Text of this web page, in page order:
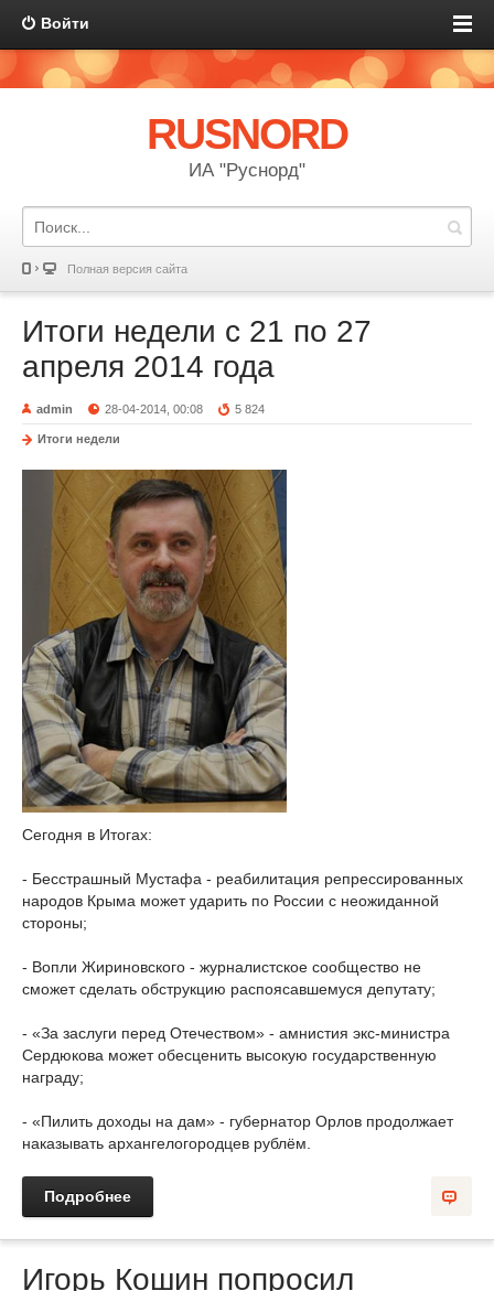
Войти
RUSNORD
ИА "Руснорд"
Полная версия сайта
Итоги недели с 21 по 27
апреля 2014 года
admin 28-04-2014, 00:08 5 824
Итоги недели
Сегодня в Итогах:
- Бесстрашный Мустафа - реабилитация репрессированных
народов Крыма может ударить по России с неожиданной
стороны;
- Вопли Жириновского - журналистское сообщество не
сможет сделать обструкцию распоясавшемуся депутату;
- «За заслуги перед Отечеством» - амнистия экс-министра
Сердюкова может обесценить высокую государственную
награду;
- «Пилить доходы на дам» - губернатор Орлов продолжает
наказывать архангелогородцев рублём.
Подробнее
Игорь Кошин попросил